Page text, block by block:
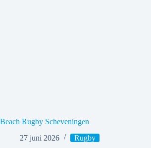
Beach Rugby Scheveningen
27 juni 2026
Rugby